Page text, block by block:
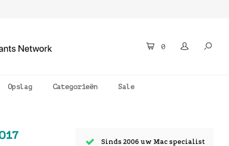
0
Opslag Categorieën Sale
Sinds 2006 uw Mac specialist